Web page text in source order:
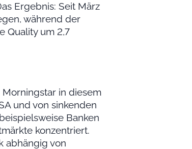
Ergebnis: Seit März
während der
Quality um 2,7
in diesem
und von sinkenden
Banken
konzentriert.
abhängig von